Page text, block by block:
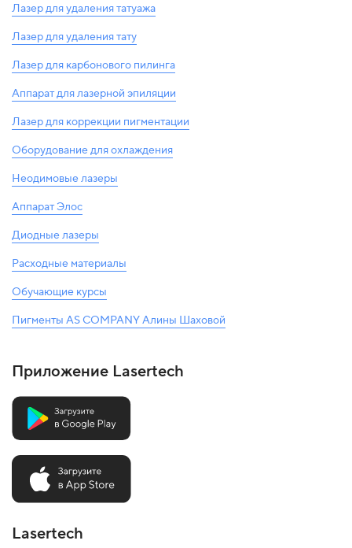
Лазер для удаления татуажа
Лазер для удаления тату
Лазер для карбонового пилинга
Аппарат для лазерной эпиляции
Лазер для коррекции пигментации
Оборудование для охлаждения
Неодимовые лазеры
Аппарат Элос
Диодные лазеры
Расходные материалы
Обучающие курсы
Пигменты AS COMPANY Алины Шаховой
Приложение Lasertech
Lasertech